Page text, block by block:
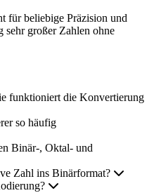
für beliebige Präzision und
großer Zahlen ohne
funktioniert die Konvertierung
so häufig
Binär-, Oktal- und
Zahl ins Binärformat?